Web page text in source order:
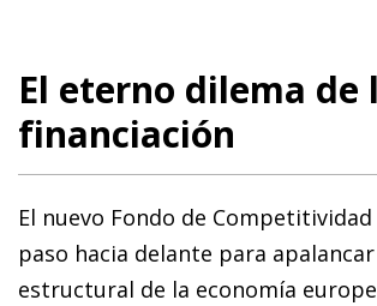
El eterno dilema de
financiación
El nuevo Fondo de
paso hacia delante para
estructural de la economía